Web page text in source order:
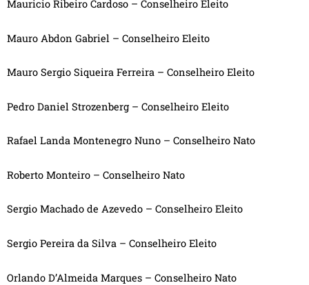
Mauricio Ribeiro Cardoso – Conselheiro Eleito
Mauro Abdon Gabriel – Conselheiro Eleito
Mauro Sergio Siqueira Ferreira – Conselheiro Eleito
Pedro Daniel Strozenberg – Conselheiro Eleito
Rafael Landa Montenegro Nuno – Conselheiro Nato
Roberto Monteiro – Conselheiro Nato
Sergio Machado de Azevedo – Conselheiro Eleito
Sergio Pereira da Silva – Conselheiro Eleito
Orlando D’Almeida Marques – Conselheiro Nato